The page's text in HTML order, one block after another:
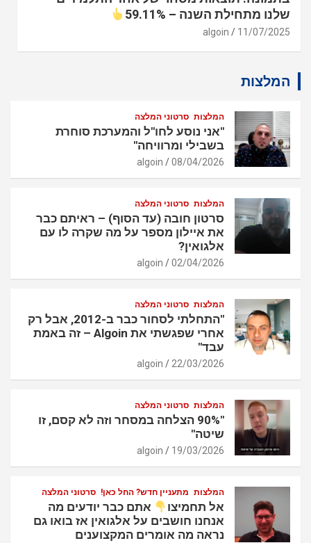
שלנו מתחילת השנה – 59.11%
11/07/2025
algoin
המלצות
המלצות סרטוני המלצה
"אני נוסע לחו"ל והמערכת סוחרת
בשבילי ומרוויחה"
08/04/2026
algoin
המלצות סרטוני המלצה
סרטון חובה (עד הסוף) – ראיתם כבר
את איילון מספר על מה שקרה לו עם
אלגואין?
02/04/2026
algoin
המלצות סרטוני המלצה
"התחלתי לסחור כבר ב-2012, אבל רק
אחרי שפגשתי את Algoin – זה באמת
עבד"
22/03/2026
algoin
המלצות סרטוני המלצה
"90% הצלחה במסחר וזה לא קסם, זו
שיטה"
19/03/2026
algoin
המלצות מתעניין חדש? החל כאן! סרטוני המלצה
אל תחמיצו
אתם כבר יודעים מה
אנחנו חושבים על אלגואין אז בואו גם
נראה מה אומרים המקצוענים